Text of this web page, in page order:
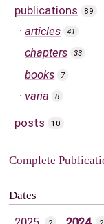
publications 89
articles 41
chapters 33
books 7
varia 8
posts 10
Complete
Dates
2 2